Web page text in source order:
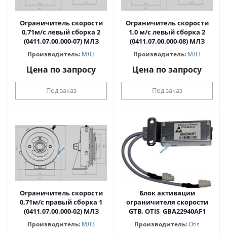
Ограничитель скорости
0,71м/с левый сборка 2
(0411.07.00.000-07) МЛЗ
Производитель: МЛЗ
Цена по запросу
Под заказ
Ограничитель скорости
1,0 м/с левый сборка 2
(0411.07.00.000-08) МЛЗ
Производитель: МЛЗ
Цена по запросу
Под заказ
Ограничитель скорости
0,71м/с правый сборка 1
(0411.07.00.000-02) МЛЗ
Производитель: МЛЗ
Блок активации
ограничителя скорости
GTB, OTIS GBA22940AF1
Производитель:Otis